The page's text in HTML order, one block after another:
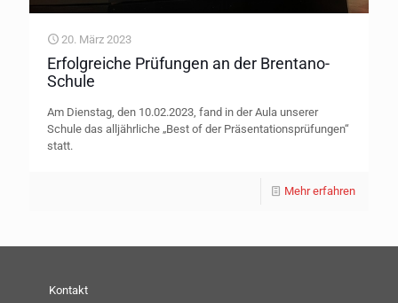
20. März 2023
Erfolgreiche Prüfungen an der Brentano-
Schule
Am Dienstag, den 10.02.2023, fand in der Aula unserer
Schule das alljährliche „Best of der Präsentationsprüfungen“
statt.
Mehr erfahren
Kontakt